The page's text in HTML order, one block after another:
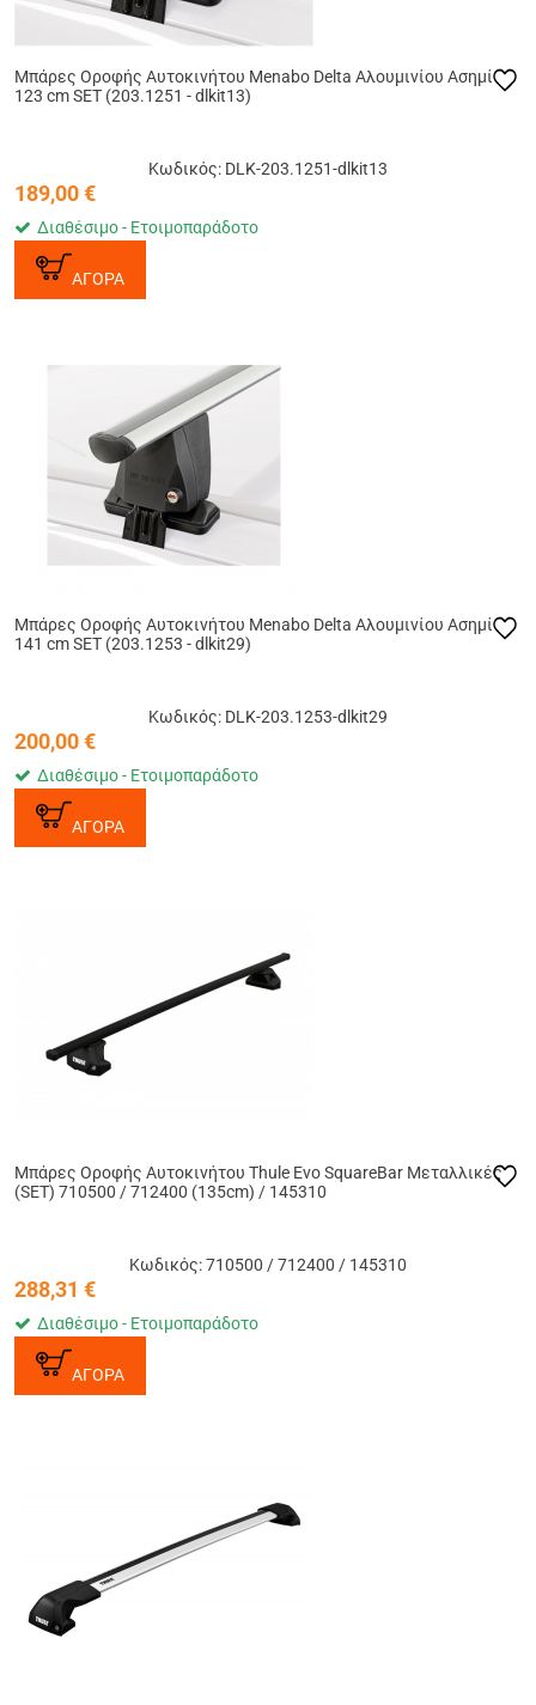
Μπάρες Οροφής Αυτοκινήτου Menabo Delta Αλουμινίου Ασημί
123 cm SET (203.1251 - dlkit13)
Κωδικός: DLK-203.1251-dlkit13
189,00€
Διαθέσιμο - Ετοιμοπαράδοτο
ΑΓΟΡΑ
Μπάρες Οροφής Αυτοκινήτου Menabo Delta Αλουμινίου Ασημί
141 cm SET (203.1253 - dlkit29)
Κωδικός: DLK-203.1253-dlkit29
200,00€
Διαθέσιμο - Ετοιμοπαράδοτο
ΑΓΟΡΑ
Μπάρες Οροφής Αυτοκινήτου Thule Evo SquareBar Μεταλλικές
(SET) 710500 / 712400 (135cm) / 145310
Κωδικός: 710500 / 712400 / 145310
288,31 €
Διαθέσιμο - Ετοιμοπαράδοτο
ΑΓΟΡΑ